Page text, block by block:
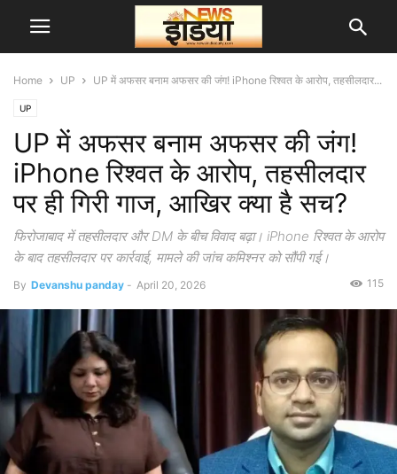
Home UP UP में अफसर बनाम अफसर की जंग! iPhone रिश्वत के आरोप, तहसीलदार...
UP
UP में अफसर बनाम अफसर की जंग!
iPhone रिश्वत के आरोप, तहसीलदार
पर ही गिरी गाज, आखिर क्या है सच?
फिरोजाबाद में तहसीलदार और DM के बीच विवाद बढ़ा। iPhone रिश्वत के आरोप
के बाद तहसीलदार पर कार्रवाई, मामले की जांच कमिश्नर को सौंपी गई।
By Devanshu panday - April 20, 2026 115